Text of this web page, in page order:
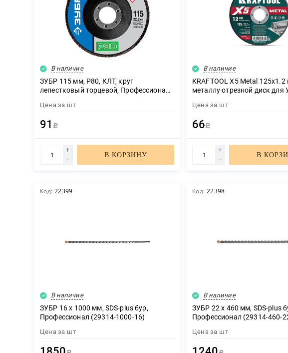
В наличие
ЗУБР 115 мм, P80, КЛТ, круг
лепестковый торцевой, Профессионал
Цена за шт
91 Р
В КОРЗИНУ
В наличие
KRAFTOOL X5 Metal
металлу отрезной диск
Цена за шт
66 Р
В
Код: 22399
В наличие
ЗУБР 16 x 1000 мм, SDS-plus бур,
Профессионал (29314-1000-16)
Цена за шт
Код: 22398
В наличие
ЗУБР 22 x 460 мм, SDS-plus
Профессионал (29314-460-
Цена за шт